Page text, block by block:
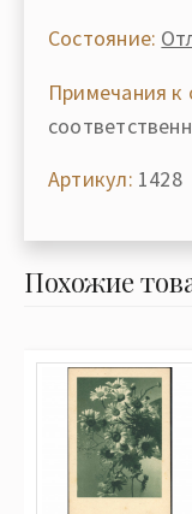
Состояние:
Примечания к
Артикул: 1428
Похожие